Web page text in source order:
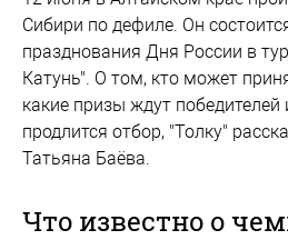
Сибири по дефиле. Он
празднования Дня России в
Катунь". О том, кто может
какие призы ждут победителей
продлится отбор, "Толку"
Татьяна Баёва.
Что известно о